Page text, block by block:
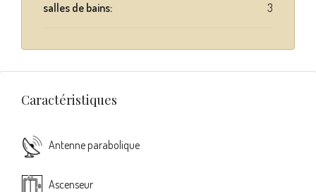
salles de bains: 3
Caractéristiques
Antenne parabolique
Ascenseur